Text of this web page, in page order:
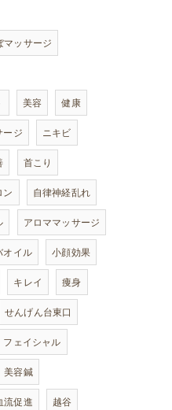
マッサージ
美容 健康
ージ ニキビ
首こり
ン 自律神経乱れ
アロママッサージ
オイル 小顔効果
キレイ 痩身
せんげん台東口
フェイシャル
美容鍼
流促進 越谷